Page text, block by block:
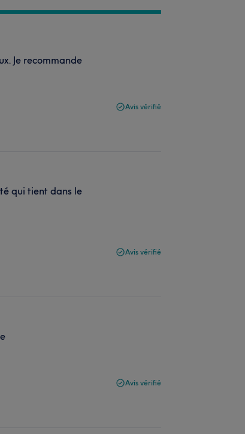
Je recommande
Avis vérifié
qui tient dans le
Avis vérifié
Avis vérifié